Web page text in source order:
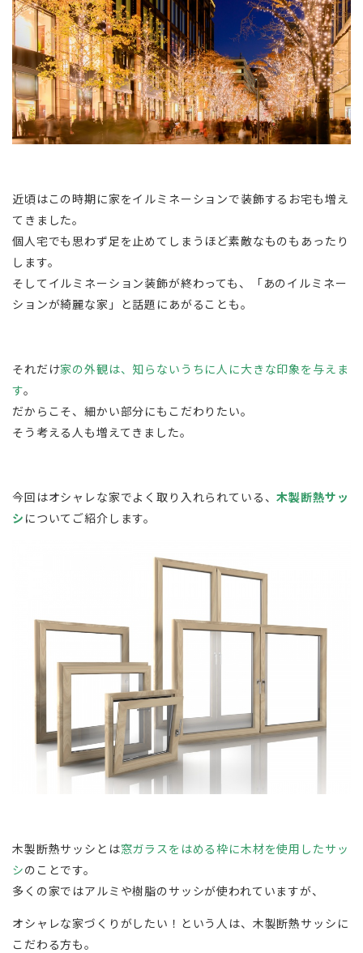
近頃はこの時期に家をイルミネーションで装飾するお宅も増え
てきました。
個人宅でも思わず足を止めてしまうほど素敵なものもあったり
します。
そしてイルミネーション装飾が終わっても、「あのイルミネー
ションが綺麗な家」と話題にあがることも。
それだけ家の外観は、知らないうちに人に大きな印象を与えま
す。
だからこそ、細かい部分にもこだわりたい。
そう考える人も増えてきました。
今回はオシャレな家でよく取り入れられている、木製断熱サッ
シ についてご紹介します。
木製断熱サッシとは窓ガラスをはめる枠に木材を使用したサッ
シのことです。
多くの家ではアルミや樹脂のサッシが使われていますが、
オシャレな家づくりがしたい！という人は、木製断熱サッシに
こだわる方も。